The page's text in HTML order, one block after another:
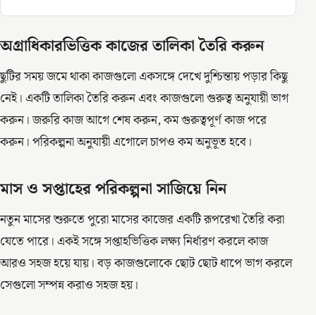
অগ্রাধিকারভিত্তিক কাজের তালিকা তৈরি করুন
ছুটির সময় জমে থাকা কাজগুলো একসঙ্গে দেখে দুশ্চিন্তায় পড়ার কিছু
নেই। একটি তালিকা তৈরি করুন এবং কাজগুলো গুরুত্ব অনুযায়ী ভাগ
করুন। জরুরি কাজ আগে শেষ করুন, কম গুরুত্বপূর্ণ কাজ পরে
করুন। পরিকল্পনা অনুযায়ী এগোলে চাপও কম অনুভূত হবে।
মাস ও সপ্তাহের পরিকল্পনা সাজিয়ে নিন
নতুন মাসের শুরুতে পুরো মাসের কাজের একটি রূপরেখা তৈরি করা
যেতে পারে। একই সঙ্গে সপ্তাহভিত্তিক লক্ষ্য নির্ধারণ করলে কাজ
আরও সহজ হয়ে যায়। বড় কাজগুলোকে ছোট ছোট ধাপে ভাগ করলে
সেগুলো সম্পন্ন করাও সহজ হয়।